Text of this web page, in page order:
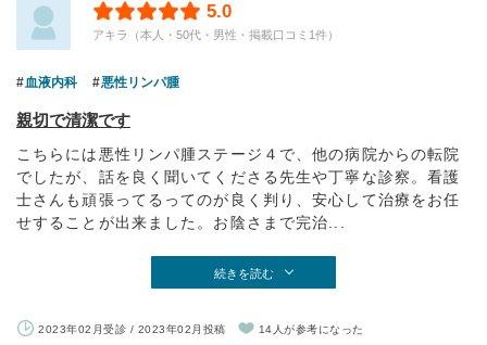
5.0
アキラ（本人・50代・男性・掲載口コミ1件）
血液内科 悪性リンパ腫
親切で清潔です
こちらには悪性リンパ腫ステージ４で、他の病院からの転院
でしたが、話を良く聞いてくださる先生や丁寧な診察。看護
士さんも頑張ってるってのが良く判り、安心して治療をお任
せすることが出来ました。お陰さまで完治...
続きを読む
2023年02月受診 / 2023年02月投稿 14人が参考になった